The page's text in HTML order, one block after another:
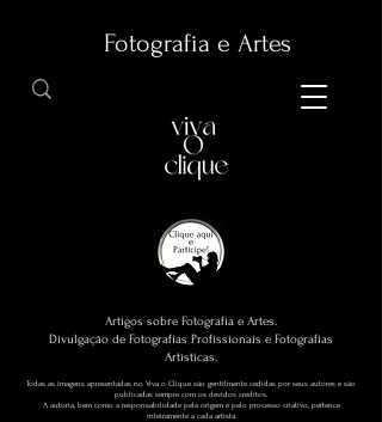
Fotografia e Artes
Artigos sobre Fotografia e Artes.
Divulgação de Fotografias Profissionais e Fotografias
Artísticas.
Todas as imagens apresentadas no Viva o Clique são gentilmente cedidas por seus autores e são
publicadas sempre com os devidos créditos.
A autoria, bem como a responsabilidade pela origem e pelo processo criativo, pertence
inteiramente a cada artista.